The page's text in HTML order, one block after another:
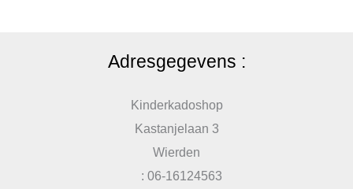
Adresgegevens :
Kinderkadoshop
Kastanjelaan 3
Wierden
: 06-16124563